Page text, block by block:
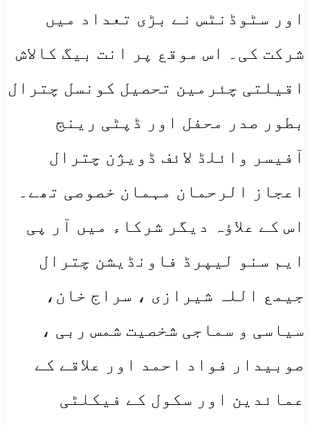
اور سٹوڈنٹس نے بڑی تعداد میں
شرکت کی۔ اس موقع پر انت بیگ کالاش
اقیلتی چئرمین تحصیل کونسل چترال
بطور صدر محفل اور ڈپٹی رینج
آفیسر وائلڈ لائف ڈویژن چترال
اعجاز الرحمان مہمان خصوصی تھے۔
اس کے علاؤہ دیگر شرکاء میں آر پی
ایم سنو لیپرڈ فاونڈیشن چترال
جیمع اللہ شیرازی ، سراج خان،
سیاسی و سماجی شخصیت شمس ربی ،
صوبیدار فواد احمد اور علاقے کے
عمائدین اور سکول کے فیکلٹی